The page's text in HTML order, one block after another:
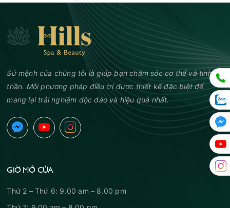
Sứ mệnh của chúng tôi là giúp bạn chăm sóc cơ thể và tinh
thần. Mỗi phương pháp điều trị được thiết kế đặc biệt để
mang lại trải nghiệm độc đáo và hiệu quả nhất.
GIỜ MỞ CỬA
Thứ 2 – Thứ 6: 9.00 am – 8.00 pm